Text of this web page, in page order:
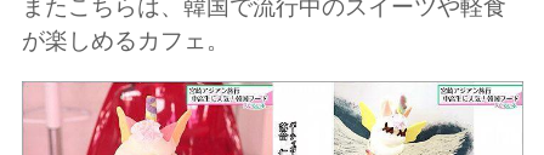
またこちらは、韓国で流行中のスイーツや軽食
が楽しめるカフェ。